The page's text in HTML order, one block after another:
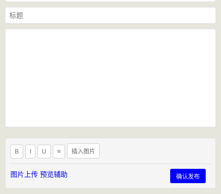
B I U ≡ 插入图片
图片上传 预览辅助 确认发布